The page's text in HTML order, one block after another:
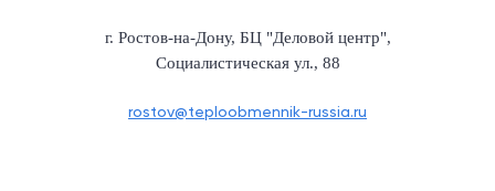
г. Ростов-на-Дону, БЦ "Деловой центр",
Социалистическая ул., 88
rostov@teploobmennik-russia.ru